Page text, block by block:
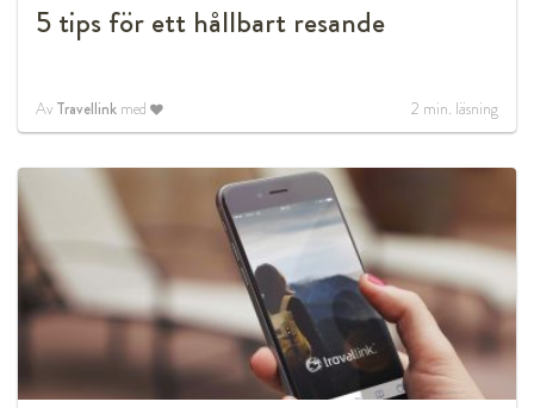
5 tips för ett hållbart resande
Av Travellink med 2 min. läsning